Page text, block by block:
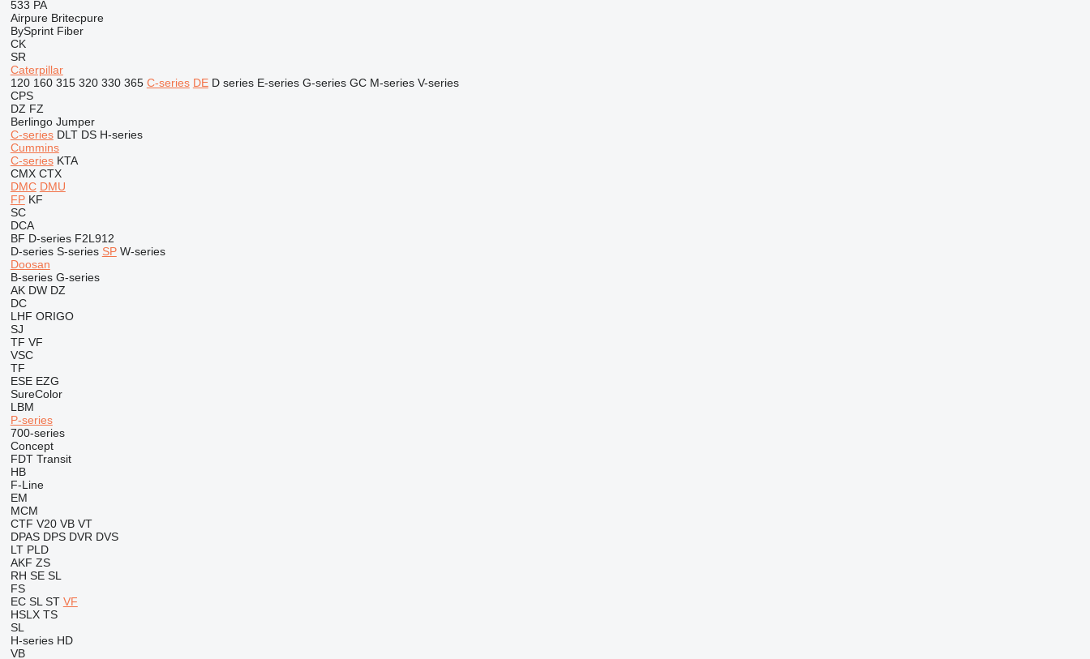
533 PA
Airpure Britecpure
BySprint Fiber
CK
SR
Caterpillar
120 160 315 320 330 365 C-series DE D series E-series G-series GC M-series V-series
CPS
DZ FZ
Berlingo Jumper
C-series DLT DS H-series
Cummins
C-series KTA
CMX CTX
DMC DMU
FP KF
SC
DCA
BF D-series F2L912
D-series S-series SP W-series
Doosan
B-series G-series
AK DW DZ
DC
LHF ORIGO
SJ
TF VF
VSC
TF
ESE EZG
SureColor
LBM
P-series
700-series
Concept
FDT Transit
HB
F-Line
EM
MCM
CTF V20 VB VT
DPAS DPS DVR DVS
LT PLD
AKF ZS
RH SE SL
FS
EC SL ST VF
HSLX TS
SL
H-series HD
VB